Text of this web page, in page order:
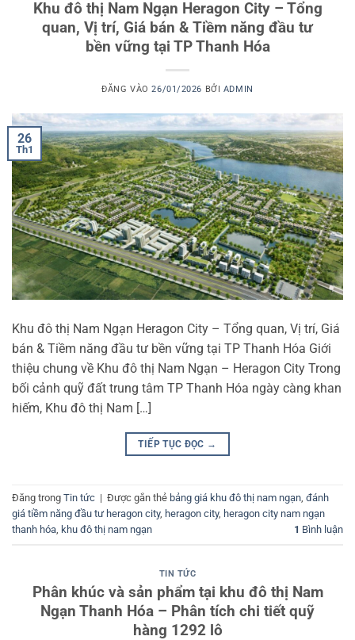
Khu đô thị Nam Ngạn Heragon City – Tổng
quan, Vị trí, Giá bán & Tiềm năng đầu tư
bền vững tại TP Thanh Hóa
ĐĂNG VÀO26/01/2026 BỞI ADMIN
26
Th1
Khu đô thị Nam Ngạn Heragon City – Tổng quan, Vị trí, Giá
bán & Tiềm năng đầu tư bền vững tại TP Thanh Hóa Giới
thiệu chung về Khu đô thị Nam Ngạn – Heragon City Trong
bối cảnh quỹ đất trung tâm TP Thanh Hóa ngày càng khan
hiếm, Khu đô thị Nam […]
TIẾP TỤC ĐỌC →
Đăng trong Tin tức | Được gắn thẻ bảng giá khu đô thị nam ngạn, đánh
giá tiềm năng đầu tư heragon city, heragon city, heragon city nam ngạn
thanh hóa, khu đô thị nam ngạn 1 Bình luận
TIN TỨC
Phân khúc và sản phẩm tại khu đô thị Nam
Ngạn Thanh Hóa – Phân tích chi tiết quỹ
hàng 1292 lô